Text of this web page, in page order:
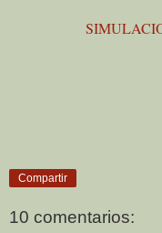
Compartir
10 comentarios: